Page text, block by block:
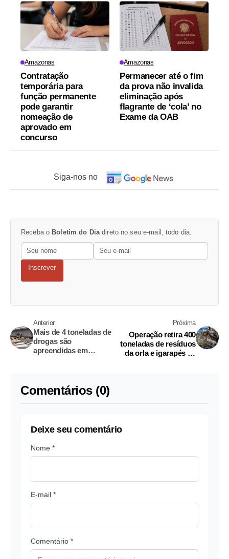
Amazonas
Contratação
temporária para
função permanente
pode garantir
nomeação de
aprovado em
concurso
Amazonas
Permanecer até o fim
da prova não invalida
eliminação após
flagrante de ‘cola’ no
Exame da OAB
Siga-nos no
Receba o Boletim do Diadireto no seu e-mail, todo dia.
Inscrever
Anterior
Mais de 4 toneladas de
drogas são
apreendidas em
Próxima
Operação retira 400
toneladas de resíduos
da orla e igarapés de
Comentários (0)
Deixe seu comentário
Nome *
E-mail *
Comentário *